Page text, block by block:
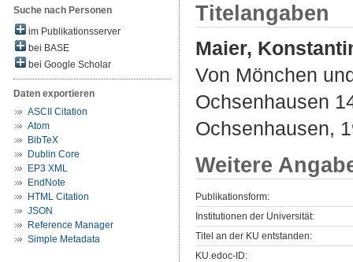
Suche nach Personen
im Publikationsserver
bei BASE
bei Google Scholar
Daten exportieren
ASCII Citation
Atom
BibTeX
Dublin Core
EP3 XML
EndNote
HTML Citation
JSON
Reference Manager
Simple Metadata
Titelangaben
Maier,
Von Mönchen
Ochsenhausen
Ochsenhausen,
Weitere
Publikationsform:
Institutionen der Universität:
Titel an der KU entstanden:
KU.edoc-ID: